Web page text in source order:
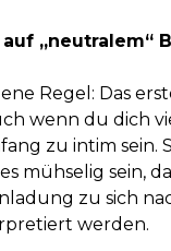
„neutralem“
Regel: Das
wenn du dich
zu intim
mühselig sein,
zu sich
werden.